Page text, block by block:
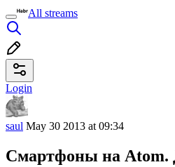
All streams
Login
saul May 30 2013 at 09:34
Смартфоны на Atom.